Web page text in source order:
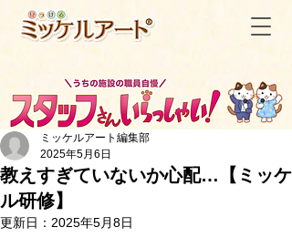
＜記事一覧へ戻る
教えすぎていないか心配…【ミッケ
ル研修】
ミッケルアート編集部
2025年5月6日
更新日： 2025年5月8日